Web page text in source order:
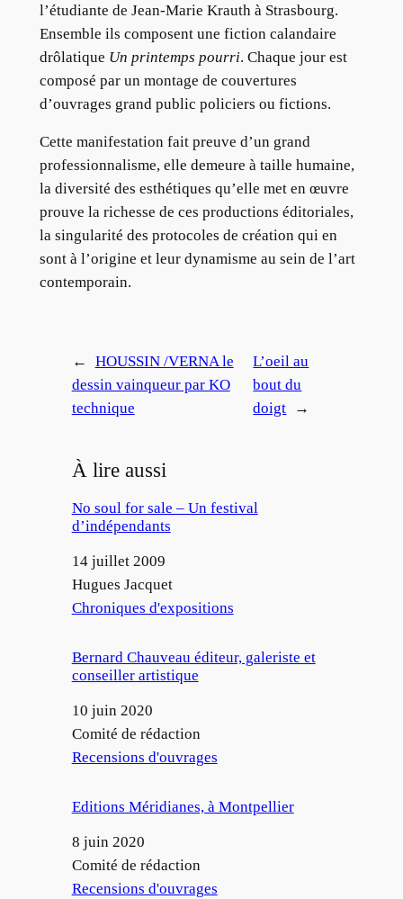
l’étudiante de Jean-Marie Krauth à Strasbourg.
Ensemble ils composent une fiction calandaire
drôlatique Un printemps pourri. Chaque jour est
composé par un montage de couvertures
d’ouvrages grand public policiers ou fictions.
Cette manifestation fait preuve d’un grand
professionnalisme, elle demeure à taille humaine,
la diversité des esthétiques qu’elle met en œuvre
prouve la richesse de ces productions éditoriales,
la singularité des protocoles de création qui en
sont à l’origine et leur dynamisme au sein de l’art
contemporain.
←
HOUSSIN /VERNA le
dessin vainqueur par KO
technique
L’oeil au
bout du
doigt
→
À lire aussi
No soul for sale – Un festival
d’indépendants
Date
14 juillet 2009
Auteur
Hugues Jacquet
Par rapport à
Chroniques d'expositions
Bernard Chauveau éditeur, galeriste et
conseiller artistique
Date
10 juin 2020
Auteur
Comité de rédaction
Par rapport à
Recensions d'ouvrages
Editions Méridianes, à Montpellier
Date
8 juin 2020
Auteur
Comité de rédaction
Par rapport à
Recensions d'ouvrages